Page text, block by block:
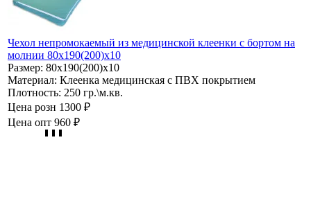
Чехол непромокаемый из медицинской клеенки с бортом на
молнии 80х190(200)х10
Размер: 80х190(200)х10
Материал: Клеенка медицинская с ПВХ покрытием
Плотность: 250 гр.\м.кв.
Цена розн 1300 ₽
Цена опт 960 ₽